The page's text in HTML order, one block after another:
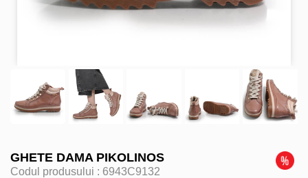
GHETE DAMA PIKOLINOS
Codul produsului : 6943C9132